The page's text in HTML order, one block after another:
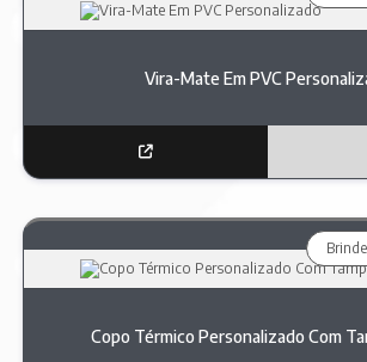
Vira-Mate Em PVC
Copo Térmico Personalizado Com